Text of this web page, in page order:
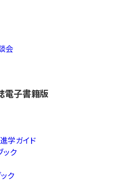
会
電子書籍版
学ガイド
ック
ク